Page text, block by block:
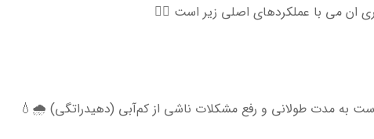
ان می با عملکردهای اصلی زیر است 👇🏻
به مدت طولانی و رفع مشکلات ناشی از کم‌آبی (دهیدراتگی) 🌧💧